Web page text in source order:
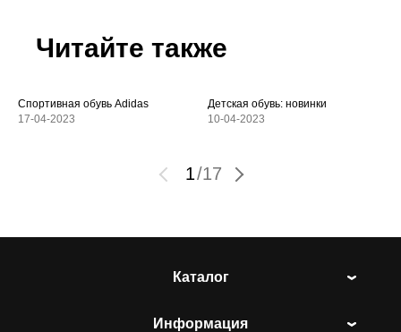
Читайте также
Спортивная обувь Adidas
17-04-2023
Детская обувь: новинки
10-04-2023
1/17
Каталог
Информация